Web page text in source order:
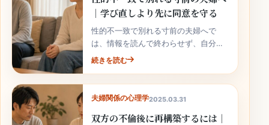
｜学び直しより先に同意を守る
性的不一致で別れる寸前の夫婦へで
は、情報を読んで終わらせず、自分の
家庭の事実と次の行動へ落とし込むこ
続きを読む
夫婦関係の心理学2025.03.31
双方の不倫後に再構築するには｜